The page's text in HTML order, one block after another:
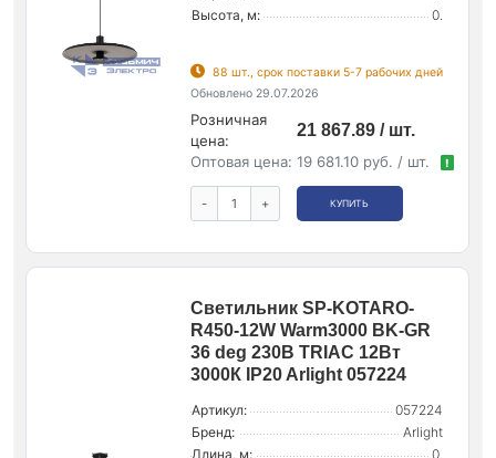
Высота, м:
0.
88 шт., срок поставки 5-7 рабочих дней
Обновлено 29.07.2026
Розничная
цена:
21 867.89 / шт.
Оптовая цена: 19 681.10 руб. / шт. !
- + КУПИТЬ
Светильник SP-KOTARO-
R450-12W Warm3000 BK-GR
36 deg 230В TRIAC 12Вт
3000К IP20 Arlight 057224
Артикул:
057224
Бренд:
Arlight
Длина, м:
0.